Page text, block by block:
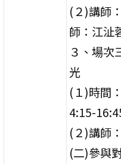
(２)講師
師：江沚
３、場次
光
(１)時間
4:15-
(２)講師
(二)參與